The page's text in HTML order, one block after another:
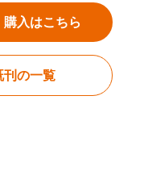
購入はこちら
刊の一覧